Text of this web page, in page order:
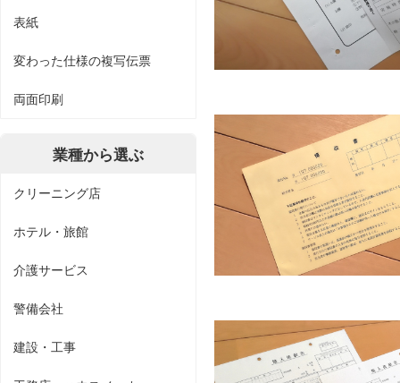
表紙
変わった仕様の複写伝票
両面印刷
業種から選ぶ
クリーニング店
ホテル・旅館
介護サービス
警備会社
建設・工事